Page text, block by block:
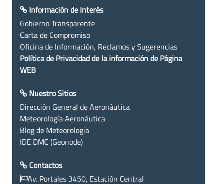
Información de Interés
Gobierno Transparente
Carta de Compromiso
Oficina de Información, Reclamos y Sugerencias
Política de Privacidad de la información de Página
WEB
Nuestro Sitios
Dirección General de Aeronáutica
Meteorología Aeronáutica
Blog de Meteorología
IDE DMC (Geonode)
Contactos
Av. Portales 3450, Estación Central